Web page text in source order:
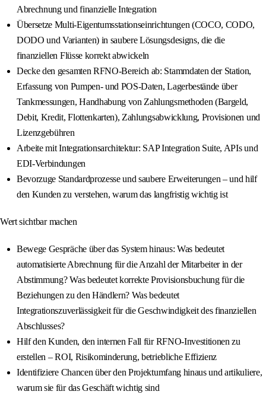
Abrechnung und finanzielle Integration
Übersetze Multi-Eigentumsstationseinrichtungen (COCO, CODO,
DODO und Varianten) in saubere Lösungsdesigns, die die
finanziellen Flüsse korrekt abwickeln
Decke den gesamten RFNO-Bereich ab: Stammdaten der Station,
Erfassung von Pumpen- und POS-Daten, Lagerbestände über
Tankmessungen, Handhabung von Zahlungsmethoden (Bargeld,
Debit, Kredit, Flottenkarten), Zahlungsabwicklung, Provisionen und
Lizenzgebühren
Arbeite mit Integrationsarchitektur: SAP Integration Suite, APIs und
EDI-Verbindungen
Bevorzuge Standardprozesse und saubere Erweiterungen – und hilf
den Kunden zu verstehen, warum das langfristig wichtig ist
Wert sichtbar machen
Bewege Gespräche über das System hinaus: Was bedeutet
automatisierte Abrechnung für die Anzahl der Mitarbeiter in der
Abstimmung? Was bedeutet korrekte Provisionsbuchung für die
Beziehungen zu den Händlern? Was bedeutet
Integrationszuverlässigkeit für die Geschwindigkeit des finanziellen
Abschlusses?
Hilf den Kunden, den internen Fall für RFNO-Investitionen zu
erstellen – ROI, Risikominderung, betriebliche Effizienz
Identifiziere Chancen über den Projektumfang hinaus und artikuliere,
warum sie für das Geschäft wichtig sind